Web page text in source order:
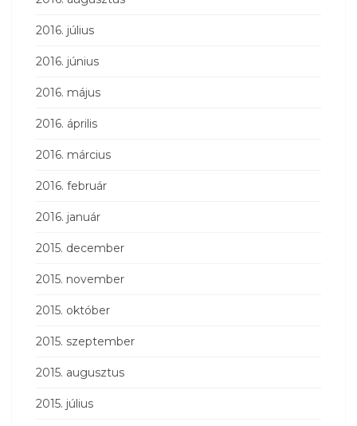
2016. július
2016. június
2016. május
2016. április
2016. március
2016. február
2016. január
2015. december
2015. november
2015. október
2015. szeptember
2015. augusztus
2015. július